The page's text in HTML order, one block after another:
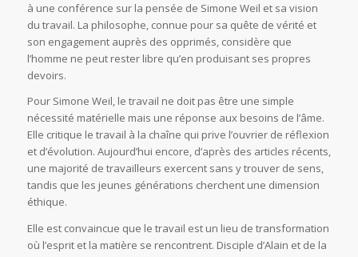
à une conférence sur la pensée de Simone Weil et sa vision
du travail. La philosophe, connue pour sa quête de vérité et
son engagement auprès des opprimés, considère que
l’homme ne peut rester libre qu’en produisant ses propres
devoirs.
Pour Simone Weil, le travail ne doit pas être une simple
nécessité matérielle mais une réponse aux besoins de l’âme.
Elle critique le travail à la chaîne qui prive l’ouvrier de réflexion
et d’évolution. Aujourd’hui encore, d’après des articles récents,
une majorité de travailleurs exercent sans y trouver de sens,
tandis que les jeunes générations cherchent une dimension
éthique.
Elle est convaincue que le travail est un lieu de transformation
où l’esprit et la matière se rencontrent. Disciple d’Alain et de la